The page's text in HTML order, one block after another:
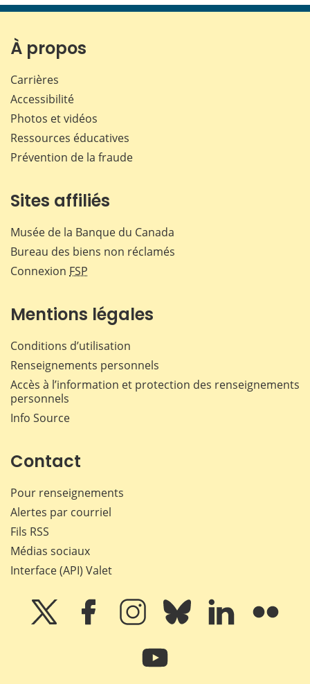
page page page page
À propos
Carrières
Accessibilité
Photos et vidéos
Ressources éducatives
Prévention de la fraude
Sites affiliés
Musée de la Banque du Canada
Bureau des biens non réclamés
Connexion FSP
Mentions légales
Conditions d’utilisation
Renseignements personnels
Accès à l’information et protection des renseignements
personnels
Info Source
Contact
Pour renseignements
Alertes par courriel
Fils RSS
Médias sociaux
Interface (API) Valet